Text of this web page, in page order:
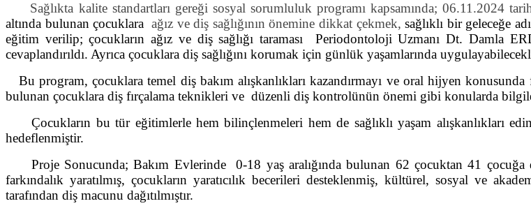
Sağlıkta kalite standartları gereği sosyal sorumluluk programı kapsamında; 06.11.2024
altında bulunan çocuklara ağız ve diş sağlığının önemine dikkat çekmek, sağlıklı bir geleceğe
eğitim verilip; çocukların ağız ve diş sağlığı taraması Periodontoloji Uzmanı Dt. Damla
cevaplandırıldı. Ayrıca çocuklara diş sağlığını korumak için günlük yaşamlarında
Bu program, çocuklara temel diş bakım alışkanlıkları kazandırmayı ve oral hijyen
bulunan çocuklara diş fırçalama teknikleri ve düzenli diş kontrolünün önemi gibi konularda
Çocukların bu tür eğitimlerle hem bilinçlenmeleri hem de sağlıklı yaşam alışkanlıkları
hedeflenmiştir.
Proje Sonucunda; Bakım Evlerinde 0-18 yaş aralığında bulunan 62 çocuktan 41 çocuğa
farkındalık yaratılmış, çocukların yaratıcılık becerileri desteklenmiş, kültürel, sosyal ve
tarafından diş macunu dağıtılmıştır.